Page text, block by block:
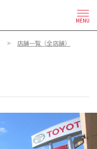
MENU
店舗一覧（全店舗）